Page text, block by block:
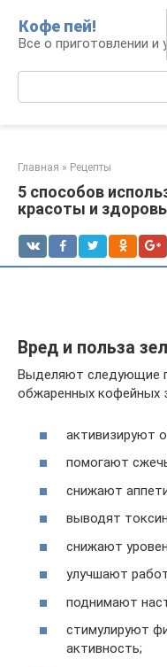
контенту
Кофе пей!
Все о приготовлении и
Главная » Рецепты
5 способов
красоты и
Вред и польза
Выделяют следующие
обжаренных кофейных
активизируют
помогают
снижают
выводят
снижают
улучшают
поднимают
стимулируют
активность;